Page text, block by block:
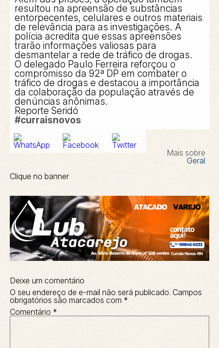
resultou na apreensão de substâncias
entorpecentes, celulares e outros materiais
de relevância para as investigações. A
polícia acredita que essas apreensões
trarão informações valiosas para
desmantelar a rede de tráfico de drogas.
O delegado Paulo Ferreira reforçou o
compromisso da 92ª DP em combater o
tráfico de drogas e destacou a importância
da colaboração da população através de
denúncias anônimas.
Reporte Seridó
#curraisnovos
Mais sobre
Geral
Clique no banner
Deixe um comentário
O seu endereço de e-mail não será publicado. Campos
obrigatórios são marcados com *
Comentário *